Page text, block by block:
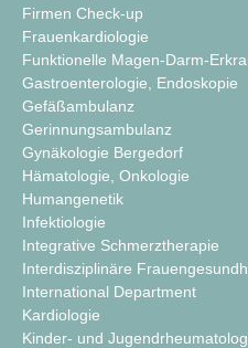
Firmen Check-up
Frauenkardiologie
Funktionelle Magen-Darm-
Gastroenterologie, Endoskopie
Gefäßambulanz
Gerinnungsambulanz
Gynäkologie Bergedorf
Hämatologie, Onkologie
Humangenetik
Infektiologie
Integrative Schmerztherapie
Interdisziplinäre
International Department
Kardiologie
Kinder- und